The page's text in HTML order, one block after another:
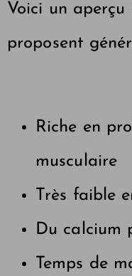
Voici un aperçu
proposent
Riche en
musculaire
Très faible
Du calcium
Temps de